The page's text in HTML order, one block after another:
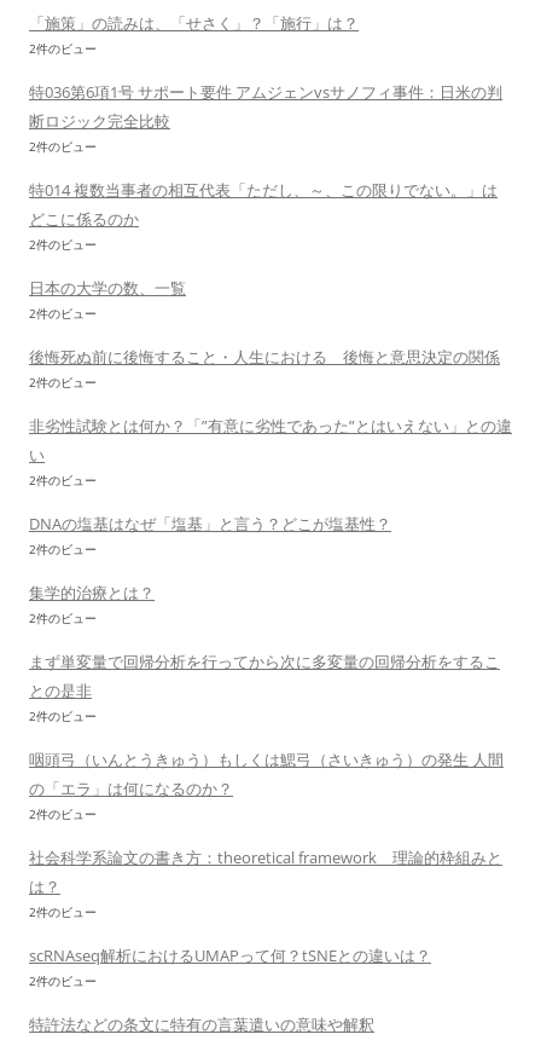
「施策」の読みは、「せさく」？「施行」は？
2件のビュー
特036第6項1号 サポート要件 アムジェンvsサノフィ事件：日米の判
断ロジック完全比較
2件のビュー
特014 複数当事者の相互代表「ただし、～、この限りでない。」は
どこに係るのか
2件のビュー
日本の大学の数、一覧
2件のビュー
後悔死ぬ前に後悔すること・人生における 後悔と意思決定の関係
2件のビュー
非劣性試験とは何か？「”有意に劣性であった”とはいえない」との違
い
2件のビュー
DNAの塩基はなぜ「塩基」と言う？どこが塩基性？
2件のビュー
集学的治療とは？
2件のビュー
まず単変量で回帰分析を行ってから次に多変量の回帰分析をするこ
との是非
2件のビュー
咽頭弓（いんとうきゅう）もしくは鰓弓（さいきゅう）の発生 人間
の「エラ」は何になるのか？
2件のビュー
社会科学系論文の書き方：theoretical framework 理論的枠組みと
は？
2件のビュー
scRNAseq解析におけるUMAPって何？tSNEとの違いは？
2件のビュー
特許法などの条文に特有の言葉遣いの意味や解釈